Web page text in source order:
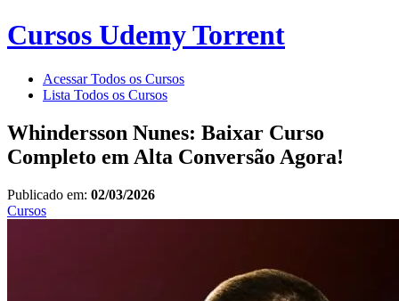
Cursos Udemy Torrent
Acessar Todos os Cursos
Lista Todos os Cursos
Whindersson Nunes: Baixar Curso
Completo em Alta Conversão Agora!
Publicado em: 02/03/2026
Cursos